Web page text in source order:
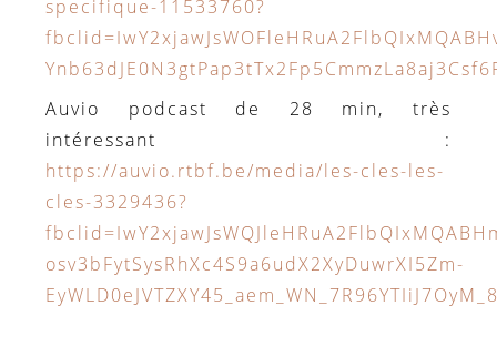
specifique-11533760?
Auvio podcast de 28 min, très
intéressant :
https://auvio.rtbf.be/media/les-cles-les-
cles-3329436?
osv3bFytSysRhXc4S9a6udX2XyDuwrXI5Zm-